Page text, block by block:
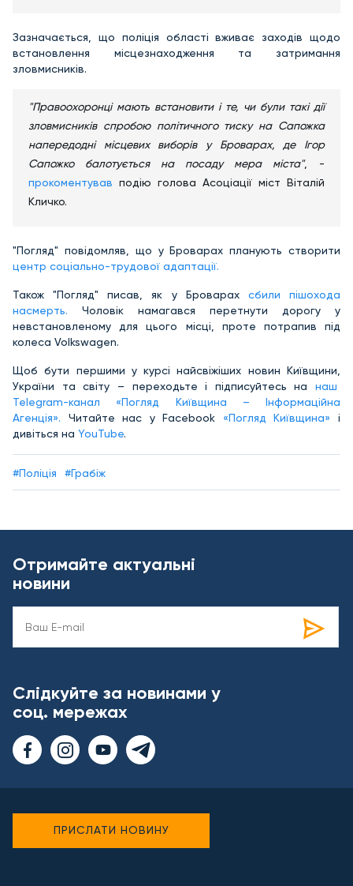
Зазначається, що поліція області вживає заходів щодо
встановлення місцезнаходження та затримання
зловмисників.
"Правоохоронці мають встановити і те, чи були такі дії
зловмисників спробою політичного тиску на Сапожка
напередодні місцевих виборів у Броварах, де Ігор
Сапожко балотується на посаду мера міста", -
прокоментував подію голова Асоціації міст Віталій
Кличко.
"Погляд" повідомляв, що у Броварах планують створити
центр соціально-трудової адаптації.
Також "Погляд" писав, як у Броварах сбили пішохода
насмерть. Чоловік намагався перетнути дорогу у
невстановленому для цього місці, проте потрапив під
колеса Volkswagen.
Щоб бути першими у курсі найсвіжіших новин Київщини,
України та світу – переходьте і підписуйтесь на наш
Telegram-канал «Погляд Київщина – Інформаційна
Агенція». Читайте нас у Facebook «Погляд Київщина» і
дивіться на YouTube.
#Поліція #Грабіж
Отримайте актуальні
новини
Слідкуйте за новинами у
соц. мережах
ПРИСЛАТИ НОВИНУ